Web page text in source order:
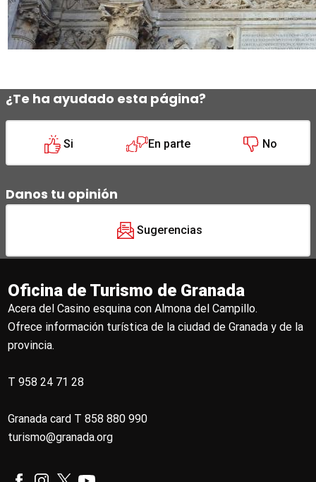
¿Te ha ayudado esta página?
Si En parte No
Danos tu opinión
Sugerencias
Oficina de Turismo de Granada
Acera del Casino esquina con Almona del Campillo.
Ofrece información turística de la ciudad de Granada y de la
provincia.
T 958 24 71 28
Granada card T 858 880 990
turismo@granada.org